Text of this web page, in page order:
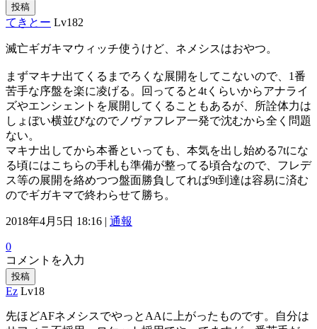
投稿
てきとー Lv182
滅亡ギガキマウィッチ使うけど、ネメシスはおやつ。
まずマキナ出てくるまでろくな展開をしてこないので、1番
苦手な序盤を楽に凌げる。回ってると4tくらいからアナライ
ズやエンシェントを展開してくることもあるが、所詮体力は
しょぼい横並びなのでノヴァフレア一発で沈むから全く問題
ない。
マキナ出してから本番といっても、本気を出し始める7tにな
る頃にはこちらの手札も準備が整ってる頃合なので、フレデ
ス等の展開を絡めつつ盤面勝負してれば9t到達は容易に済む
のでギガキマで終わらせて勝ち。
2018年4月5日 18:16 | 通報
0
コメントを入力
投稿
Ez Lv18
先ほどAFネメシスでやっとAAに上がったものです。自分は